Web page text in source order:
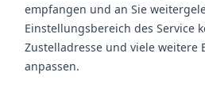
empfangen und an Sie
Einstellungsbereich des Service
Zustelladresse und viele weitere
anpassen.